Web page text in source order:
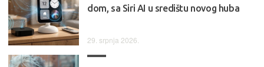
dom, sa Siri AI u središtu novog huba
29. srpnja 2026.